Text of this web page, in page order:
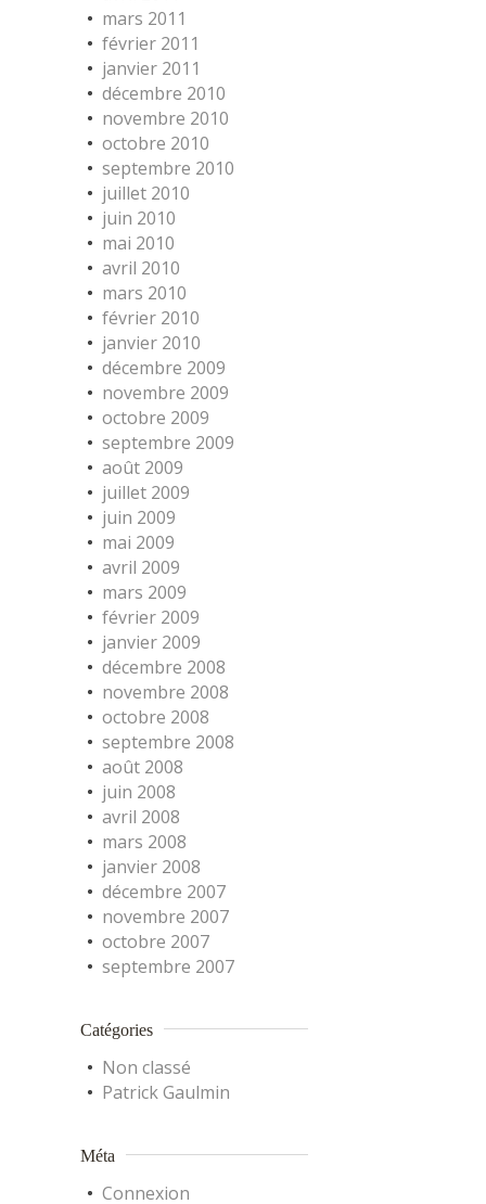
mars 2011
février 2011
janvier 2011
décembre 2010
novembre 2010
octobre 2010
septembre 2010
juillet 2010
juin 2010
mai 2010
avril 2010
mars 2010
février 2010
janvier 2010
décembre 2009
novembre 2009
octobre 2009
septembre 2009
août 2009
juillet 2009
juin 2009
mai 2009
avril 2009
mars 2009
février 2009
janvier 2009
décembre 2008
novembre 2008
octobre 2008
septembre 2008
août 2008
juin 2008
avril 2008
mars 2008
janvier 2008
décembre 2007
novembre 2007
octobre 2007
septembre 2007
Catégories
Non classé
Patrick Gaulmin
Méta
Connexion